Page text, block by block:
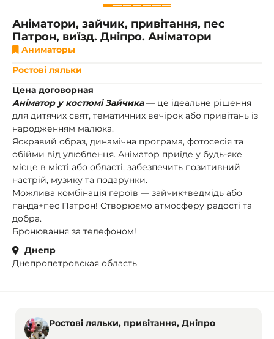
Аніматори, зайчик, привітання, пес
Патрон, виїзд. Дніпро. Аніматори
Аниматоры
Ростові ляльки
Цена договорная
Аніматор у костюмі Зайчика— це ідеальне рішення
для дитячих свят, тематичних вечірок або привітань із
народженням малюка.
Яскравий образ, динамічна програма, фотосесія та
обійми від улюбленця. Аніматор приїде у будь-яке
місце в місті або області, забезпечить позитивний
настрій, музику та подарунки.
Можлива комбінація героїв — зайчик+ведмідь або
панда+пес Патрон! Створюємо атмосферу радості та
добра.
Бронювання за телефоном!
Днепр
Днепропетровская область
Ростові ляльки, привітання, Дніпро